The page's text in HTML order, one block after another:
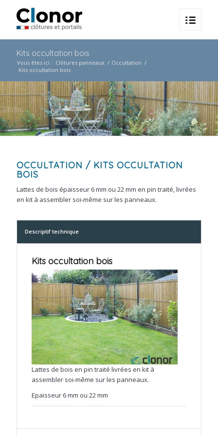
Kits occultation bois
Vous êtes ici : Clôtures panneaux / Occultation /
Kits occultation bois
OCCULTATION / KITS OCCULTATION
BOIS
Lattes de bois épaisseur 6 mm ou 22 mm en pin traité, livrées
en kit à assembler soi-même sur les panneaux.
Descriptif technique
Kits occultation bois
Lattes de bois en pin traité livrées en kit à
assembler soi-même sur les panneaux.
Epaisseur 6 mm ou 22 mm